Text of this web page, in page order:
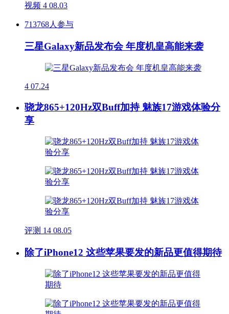
视频 4 08.03
713768人参与
三星Galaxy新品发布会 年度机皇高能来袭
4 07.24
骁龙865+120Hz双Buff加持 魅族17游戏体验分
享
评测 14 08.05
除了iPhone12 这些苹果要发的新品更值得期待